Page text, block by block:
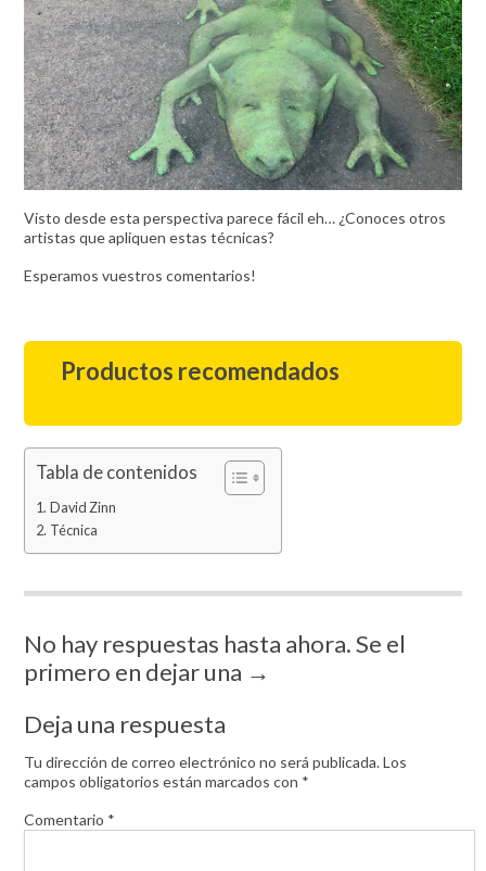
Visto desde esta perspectiva parece fácil eh… ¿Conoces otros
artistas que apliquen estas técnicas?
Esperamos vuestros comentarios!
Productos recomendados
Tabla de contenidos
David Zinn
Técnica
No hay respuestas hasta ahora. Se el
primero en dejar una →
Deja una respuesta
Tu dirección de correo electrónico no será publicada. Los
campos obligatorios están marcados con *
Comentario *